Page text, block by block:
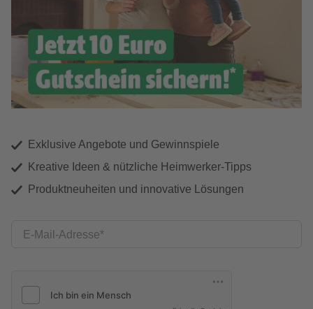
Exklusive Angebote und Gewinnspiele
Kreative Ideen & nützliche Heimwerker-Tipps
Produktneuheiten und innovative Lösungen
E-Mail-Adresse